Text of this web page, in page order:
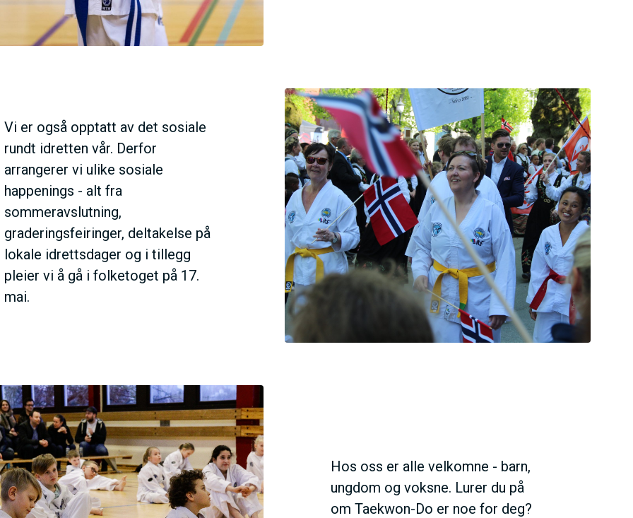
Vi er også opptatt av det sosiale
rundt idretten vår. Derfor
arrangerer vi ulike sosiale
happenings - alt fra
sommeravslutning,
graderingsfeiringer, deltakelse på
lokale idrettsdager og i tillegg
pleier vi å gå i folketoget på 17.
mai.
Hos oss er alle velkomne - barn,
ungdom og voksne. Lurer du på
om Taekwon-Do er noe for deg?